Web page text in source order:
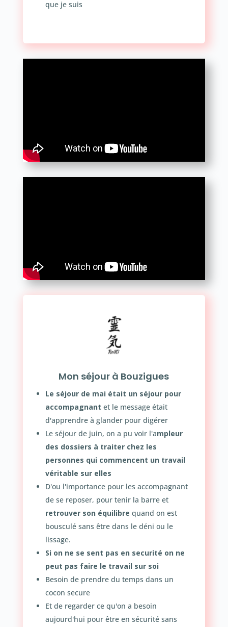
que je suis
Mon séjour à Bouzigues
Le séjour de mai était un séjour pour
accompagnant et le message était
d'apprendre à glander pour digérer
Le séjour de juin, on a pu voir l'ampleur
des dossiers à traiter chez les
personnes qui commencent un travail
véritable sur elles
D'ou l'importance pour les accompagnant
de se reposer, pour tenir la barre et
retrouver son équilibre quand on est
bousculé sans être dans le déni ou le
lissage.
Si on ne se sent pas en securité on ne
peut pas faire le travail sur soi
Besoin de prendre du temps dans un
cocon secure
Et de regarder ce qu'on a besoin
aujourd'hui pour être en sécurité sans